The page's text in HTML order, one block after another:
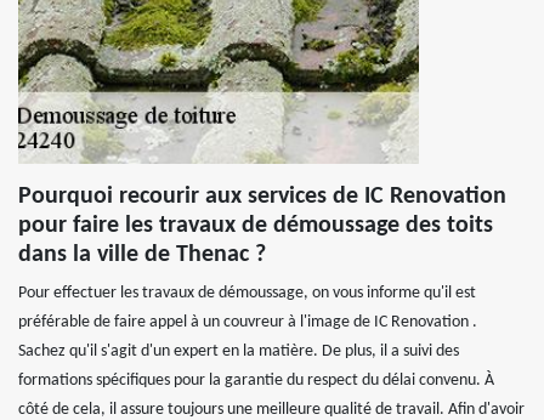
Pourquoi recourir aux services de IC Renovation
pour faire les travaux de démoussage des toits
dans la ville de Thenac ?
Pour effectuer les travaux de démoussage, on vous informe qu'il est
préférable de faire appel à un couvreur à l'image de IC Renovation .
Sachez qu'il s'agit d'un expert en la matière. De plus, il a suivi des
formations spécifiques pour la garantie du respect du délai convenu. À
côté de cela, il assure toujours une meilleure qualité de travail. Afin d'avoir